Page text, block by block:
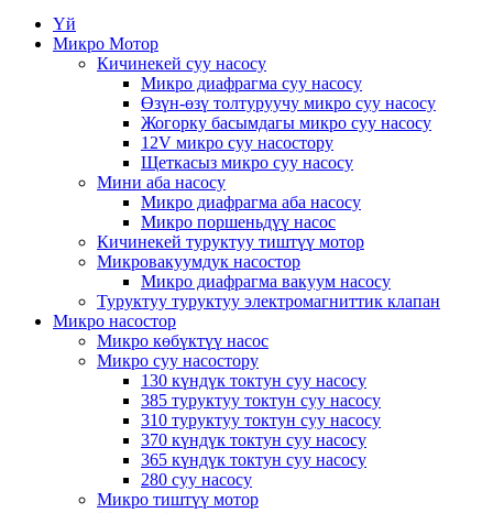
Үй
Микро Мотор
Кичинекей суу насосу
Микро диафрагма суу насосу
Өзүн-өзү толтуруучу микро суу насосу
Жогорку басымдагы микро суу насосу
12V микро суу насостору
Щеткасыз микро суу насосу
Мини аба насосу
Микро диафрагма аба насосу
Микро поршеньдүү насос
Кичинекей туруктуу тиштүү мотор
Микровакуумдук насостор
Микро диафрагма вакуум насосу
Туруктуу туруктуу электромагниттик клапан
Микро насостор
Микро көбүктүү насос
Микро суу насостору
130 күндүк токтун суу насосу
385 туруктуу токтун суу насосу
310 туруктуу токтун суу насосу
370 күндүк токтун суу насосу
365 күндүк токтун суу насосу
280 суу насосу
Микро тиштүү мотор